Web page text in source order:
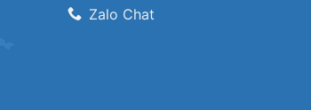
Zalo Chat